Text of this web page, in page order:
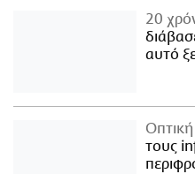
20
αυτό
Οπτική
τους